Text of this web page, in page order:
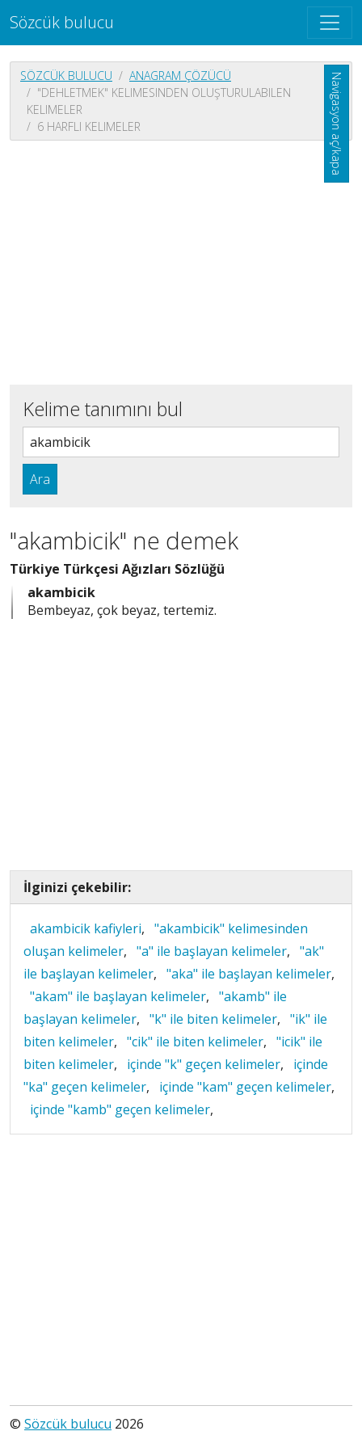
Sözcük bulucu
Navigasyon aç/kapa
SÖZCÜK BULUCU
ANAGRAM ÇÖZÜCÜ
"DEHLETMEK" KELIMESINDEN OLUŞTURULABILEN
KELIMELER
6 HARFLI KELIMELER
Kelime tanımını bul
Ara
"akambicik" ne demek
Türkiye Türkçesi Ağızları Sözlüğü
akambicik
Bembeyaz, çok beyaz, tertemiz.
İlginizi çekebilir:
akambicik kafiyleri, "akambicik" kelimesinden
oluşan kelimeler, "a" ile başlayan kelimeler, "ak"
ile başlayan kelimeler, "aka" ile başlayan kelimeler,
"akam" ile başlayan kelimeler, "akamb" ile
başlayan kelimeler, "k" ile biten kelimeler, "ik" ile
biten kelimeler, "cik" ile biten kelimeler, "icik" ile
biten kelimeler, içinde "k" geçen kelimeler,
içinde
"ka" geçen kelimeler, içinde "kam" geçen kelimeler,
içinde "kamb" geçen kelimeler,
© Sözcük bulucu 2026